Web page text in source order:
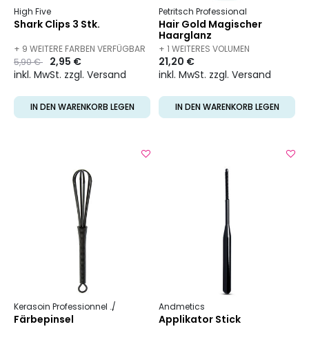
High Five
Shark Clips 3 Stk.
+ 9 WEITERE FARBEN VERFÜGBAR
Preis
5,90 €to 2,95 €
inkl. MwSt. zzgl. Versand
IN DEN WARENKORB LEGEN
Petritsch Professional
Hair Gold Magischer
Haarglanz
+ 1 WEITERES VOLUMEN
VERFÜGBAR
21,20 €
inkl. MwSt. zzgl. Versand
IN DEN WARENKORB LEGEN
Kerasoin Professionnel Friseurbedarf
Färbepinsel
Andmetics
Applikator Stick